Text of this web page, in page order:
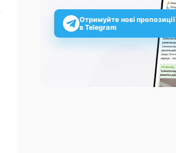
Отримуйте нові пропозиції
в Telegram